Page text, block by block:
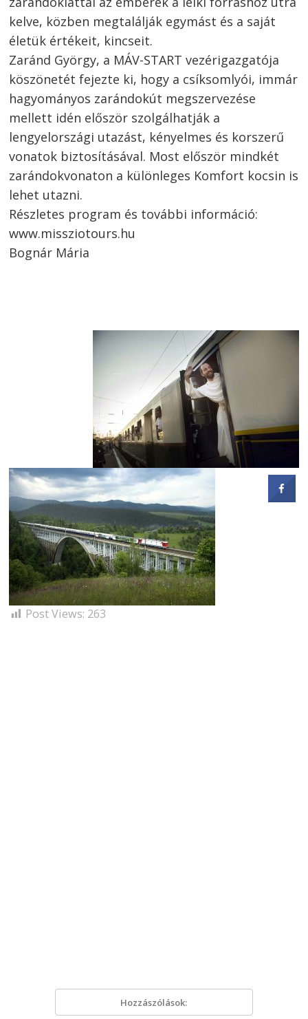
kelve, közben megtalálják egymást és a saját
életük értékeit, kincseit.
Zaránd György, a MÁV-START vezérigazgatója
köszönetét fejezte ki, hogy a csíksomlyói, immár
hagyományos zarándokút megszervezése
mellett idén először szolgálhatják a
lengyelországi utazást, kényelmes és korszerű
vonatok biztosításával. Most először mindkét
zarándokvonaton a különleges Komfort kocsin is
lehet utazni.
Részletes program és további információ:
www.missziotours.hu
Bognár Mária
Post Views: 263
Hozzászólások: